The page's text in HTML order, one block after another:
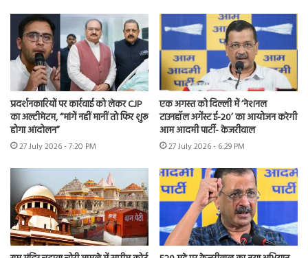
प्रदर्शनकारियों पर कार्रवाई को लेकर CJP
का अल्टीमेटम, “मांगें नहीं मानीं तो फिर शुरू
होगा आंदोलन”
27 July 2026 - 7:20 PM
एक अगस्त को दिल्ली में ‘नेशनल
टाउनहॉल अगेंस्ट ई-20’ का आयोजन करेगी
आम आदमी पार्टी- केजरीवाल
27 July 2026 - 6:29 PM